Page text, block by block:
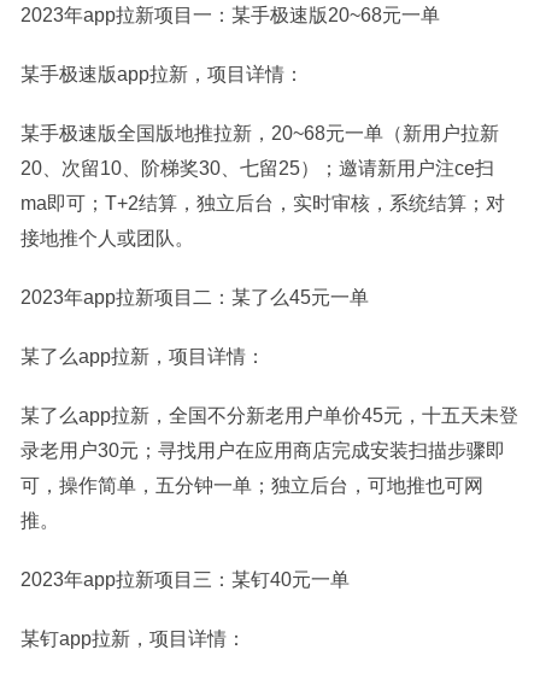
2023年app拉新项目一：某手极速版20~68元一单
某手极速版app拉新，项目详情：
某手极速版全国版地推拉新，20~68元一单（新用户拉新
20、次留10、阶梯奖30、七留25）；邀请新用户注ce扫
ma即可；T+2结算，独立后台，实时审核，系统结算；对
接地推个人或团队。
2023年app拉新项目二：某了么45元一单
某了么app拉新，项目详情：
某了么app拉新，全国不分新老用户单价45元，十五天未登
录老用户30元；寻找用户在应用商店完成安装扫描步骤即
可，操作简单，五分钟一单；独立后台，可地推也可网
推。
2023年app拉新项目三：某钉40元一单
某钉app拉新，项目详情：